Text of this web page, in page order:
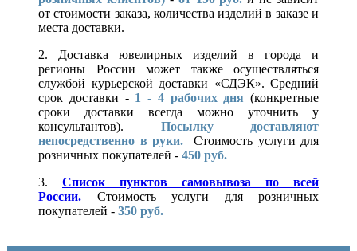
от стоимости заказа, количества изделий в заказе и
места доставки.
2. Доставка ювелирных изделий в города и
регионы России может также осуществляться
службой курьерской доставки «СДЭК». Средний
срок доставки - 1 - 4 рабочих дня (конкретные
сроки доставки всегда можно уточнить у
консультантов). Посылку доставляют
непосредственно в руки.
Стоимость услуги для
розничных покупателей - 450 руб.
3. Список пунктов самовывоза по всей
России.
Стоимость услуги для розничных
покупателей - 350 руб.